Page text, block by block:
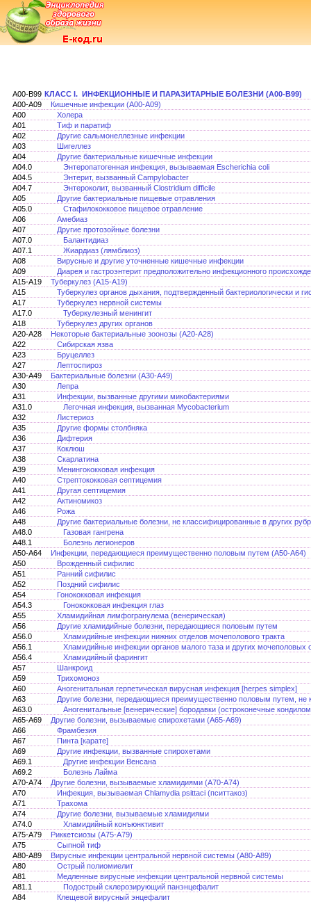
A00-B99 КЛАСС I. ИНФЕКЦИОННЫЕ И ПАРАЗИТАРНЫЕ БОЛЕЗНИ (А00-В99)
A00-A09
Кишечные инфекции (А00-А09)
A00
Холера
A01
Тиф и паратиф
A02
Другие сальмонеллезные инфекции
A03
Шигеллез
A04
Другие бактериальные кишечные инфекции
A04.0
Энтеропатогенная инфекция, вызываемая Escherichia coli
A04.5
Энтерит, вызванный Campylobacter
A04.7
Энтероколит, вызванный Clostridium difficile
A05
Другие бактериальные пищевые отравления
A05.0
Стафилококковое пищевое отравление
A06
Амебиаз
A07
Другие протозойные болезни
A07.0
Балантидиаз
A07.1
Жиардиаз (лямблиоз)
A08
Вирусные и другие уточненные кишечные инфекции
A09
Диарея и гастроэнтерит предположительно инфекционного
A15-A19
Туберкулез (А15-А19)
A15
Туберкулез органов дыхания, подтвержденный бактериологически и
A17
Туберкулез нервной системы
A17.0
Туберкулезный менингит
A18
Туберкулез других органов
A20-A28
Некоторые бактериальные зоонозы (А20-А28)
A22
Сибирская язва
A23
Бруцеллез
A27
Лептоспироз
A30-A49
Бактериальные болезни (А30-А49)
A30
Лепра
A31
Инфекции, вызванные другими микобактериями
A31.0
Легочная инфекция, вызванная Mycobacterium
A32
Листериоз
A35
Другие формы столбняка
A36
Дифтерия
A37
Коклюш
A38
Скарлатина
A39
Менингококковая инфекция
A40
Стрептококковая септицемия
A41
Другая септицемия
A42
Актиномикоз
A46
Рожа
A48
Другие бактериальные болезни, не классифицированные в других
A48.0
Газовая гангрена
A48.1
Болезнь легионеров
A50-A64
Инфекции, передающиеся преимущественно половым путем (A50-A64)
A50
Врожденный сифилис
A51
Ранний сифилис
A52
Поздний сифилис
A54
Гонококковая инфекция
A54.3
Гонококковая инфекция глаз
A55
Хламидийная лимфогранулема (венерическая)
A56
Другие хламидийные болезни, передающиеся половым путем
A56.0
Хламидийные инфекции нижних отделов мочеполового тракта
A56.1
Хламидийные инфекции органов малого таза и других мочеполовых
A56.4
Хламидийный фарингит
A57
Шанкроид
A59
Трихомоноз
A60
Аногенитальная герпетическая вирусная инфекция [herpes simplex]
A63
Другие болезни, передающиеся преимущественно половым путем, не
A63.0
Аногенитальные [венерические] бородавки (остроконечные
A65-A69
Другие болезни, вызываемые спирохетами (А65-А69)
A66
Фрамбезия
A67
Пинта [карате]
A69
Другие инфекции, вызванные спирохетами
A69.1
Другие инфекции Венсана
A69.2
Болезнь Лайма
A70-A74
Другие болезни, вызываемые хламидиями (A70-A74)
A70
Инфекция, вызываемая Chlamydia psittaci (пситтакоз)
A71
Трахома
A74
Другие болезни, вызываемые хламидиями
A74.0
Хламидийный конъюнктивит
A75-A79
Риккетсиозы (A75-A79)
A75
Сыпной тиф
A80-A89
Вирусные инфекции центральной нервной системы (А80-А89)
A80
Острый полиомиелит
A81
Медленные вирусные инфекции центральной нервной системы
A81.1
Подострый склерозирующий панэнцефалит
A84
Клещевой вирусный энцефалит